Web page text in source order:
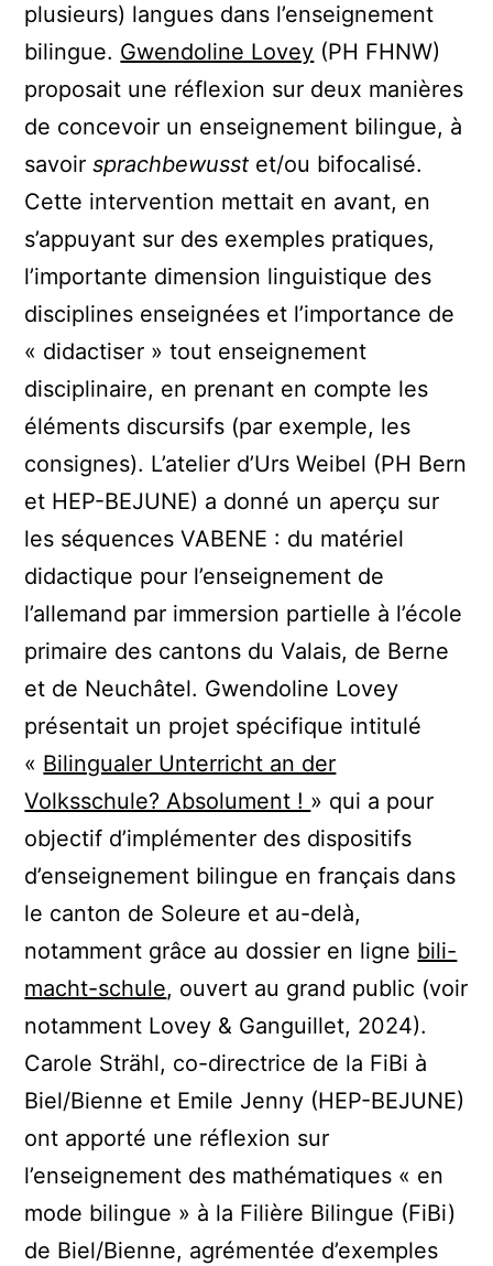
plusieurs) langues dans l’enseignement
bilingue. Gwendoline Lovey (PH FHNW)
proposait une réflexion sur deux manières
de concevoir un enseignement bilingue, à
savoirsprachbewusst et/ou bifocalisé.
Cette intervention mettait en avant, en
s’appuyant sur des exemples pratiques,
l’importante dimension linguistique des
disciplines enseignées et l’importance de
« didactiser » tout enseignement
disciplinaire, en prenant en compte les
éléments discursifs (par exemple, les
consignes). L’atelier d’Urs Weibel (PH Bern
et HEP-BEJUNE) a donné un aperçu sur
les séquences VABENE : du matériel
didactique pour l’enseignement de
l’allemand par immersion partielle à l’école
primaire des cantons du Valais, de Berne
et de Neuchâtel. Gwendoline Lovey
présentait un projet spécifique intitulé
« Bilingualer Unterricht an der
Volksschule? Absolument ! » qui a pour
objectif d’implémenter des dispositifs
d’enseignement bilingue en français dans
le canton de Soleure et au-delà,
notamment grâce au dossier en ligne bili-
macht-schule, ouvert au grand public (voir
notamment Lovey & Ganguillet, 2024).
Carole Strähl, co-directrice de la FiBi à
Biel/Bienne et Emile Jenny (HEP-BEJUNE)
ont apporté une réflexion sur
l’enseignement des mathématiques « en
mode bilingue » à la Filière Bilingue (FiBi)
de Biel/Bienne, agrémentée d’exemples